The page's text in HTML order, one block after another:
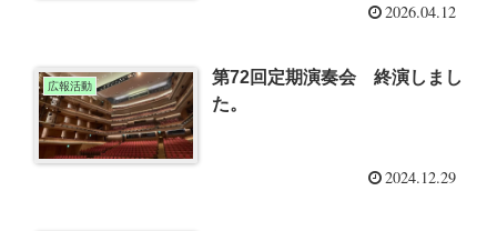
2026.04.12
広報活動
第72回定期演奏会 終演しまし
た。
2024.12.29